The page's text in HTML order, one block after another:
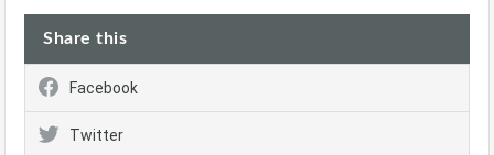
Share this
Facebook
Twitter